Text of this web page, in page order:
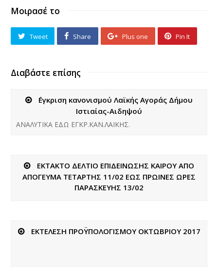
Μοιρασέ το
Tweet Share Plus one Pin It
Διαβάστε επίσης
΄Εγκριση κανονισμού Λαϊκής Αγοράς Δήμου
Ιστιαίας-Αιδηψού
ΑΝΑΛΥΤΙΚΑ ΕΔΩ ΕΓΚΡ.ΚΑΝ.ΛΑΙΚΗΣ.
ΕΚΤΑΚΤΟ ΔΕΛΤΙΟ ΕΠΙΔΕΙΝΩΣΗΣ ΚΑΙΡΟΥ ΑΠΟ
ΑΠΟΓΕΥΜΑ ΤΕΤΑΡΤΗΣ 11/02 ΕΩΣ ΠΡΩΙΝΕΣ ΩΡΕΣ
ΠΑΡΑΣΚΕΥΗΣ 13/02
ΕΚΤΕΛΕΣΗ ΠΡΟΫΠΟΛΟΓΙΣΜΟΥ ΟΚΤΩΒΡΙΟΥ 2017